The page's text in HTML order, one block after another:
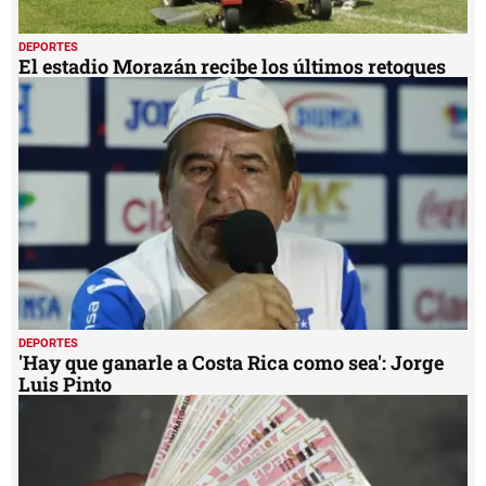
DEPORTES
El estadio Morazán recibe los últimos retoques
DEPORTES
'Hay que ganarle a Costa Rica como sea': Jorge
Luis Pinto